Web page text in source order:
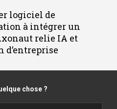
logiciel de
à intégrer un
relie IA et
d’entreprise
chose ?